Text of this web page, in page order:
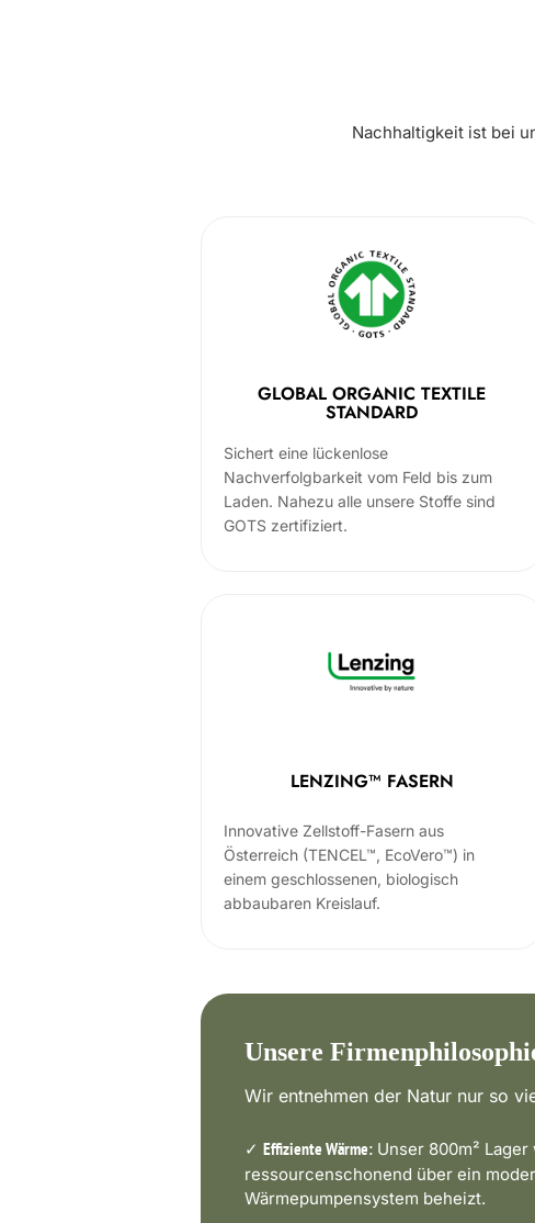
Nachhaltigkeit ist bei
GLOBAL ORGANIC TEXTILE
STANDARD
Sichert eine lückenlose
Nachverfolgbarkeit vom Feld bis zum
Laden. Nahezu alle unsere Stoffe sind
GOTS zertifiziert.
LENZING™ FASERN
Innovative Zellstoff-Fasern aus
Österreich (TENCEL™, EcoVero™) in
einem geschlossenen, biologisch
abbaubaren Kreislauf.
Unsere
Wir entnehmen der Natur nur so
✓ Effiziente Wärme: Unser 800m² Lager
ressourcenschonend über ein
Wärmepumpensystem beheizt.